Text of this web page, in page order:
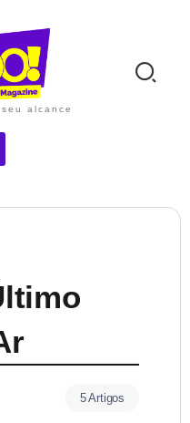
alcance
5 Artigos